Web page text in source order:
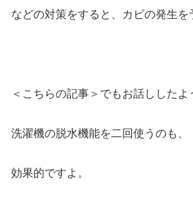
などの対策をすると、カビの発生を
＜こちらの記事＞でもお話ししたよ
洗濯機の脱水機能を二回使うのも、
効果的ですよ。